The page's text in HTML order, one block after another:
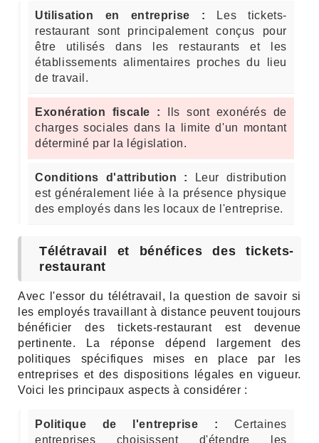
Utilisation en entreprise : Les tickets-
restaurant sont principalement conçus pour
être utilisés dans les restaurants et les
établissements alimentaires proches du lieu
de travail.
Exonération fiscale :
Ils sont exonérés de
charges sociales dans la limite d'un montant
déterminé par la législation.
Conditions d'attribution :
Leur distribution
est généralement liée à la présence physique
des employés dans les locaux de l'entreprise.
Télétravail et bénéfices des tickets-
restaurant
Avec l'essor du télétravail, la question de savoir si
les employés travaillant à distance peuvent toujours
bénéficier des tickets-restaurant est devenue
pertinente. La réponse dépend largement des
politiques spécifiques mises en place par les
entreprises et des dispositions légales en vigueur.
Voici les principaux aspects à considérer :
Politique de l'entreprise : Certaines
entreprises choisissent d'étendre les